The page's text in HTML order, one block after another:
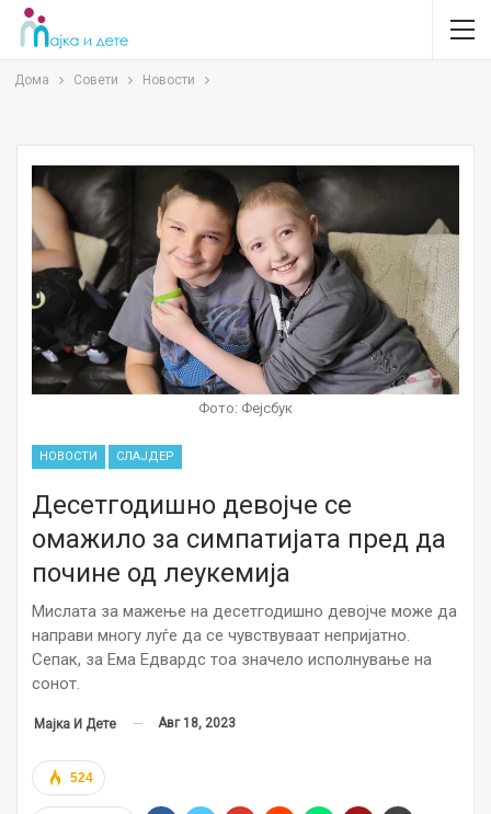
Дома Совети Новости
Фото: Фејсбук
НОВОСТИ СЛАЈДЕР
Десетгодишно девојче се
омажило за симпатијата пред да
почине од леукемија
Мислата за мажење на десетгодишно девојче може да
направи многу луѓе да се чувствуваат непријатно.
Сепак, за Ема Едвардс тоа значело исполнување на
сонот.
Мајка И Дете Авг 18, 2023
524